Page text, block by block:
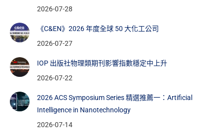
2026-07-28
《C&EN》2026 年度全球 50 大化工公司
2026-07-27
IOP 出版社物理類期刊影響指數穩定中上升
2026-07-22
2026 ACS Symposium Series 精選推薦一：Artificial
Intelligence in Nanotechnology
2026-07-14